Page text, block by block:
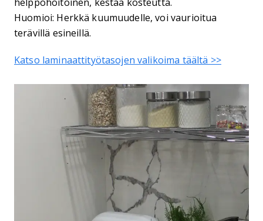
Huomioi: Herkkä kuumuudelle, voi vaurioitua
terävillä esineillä.
Katso laminaattityötasojen valikoima täältä >>